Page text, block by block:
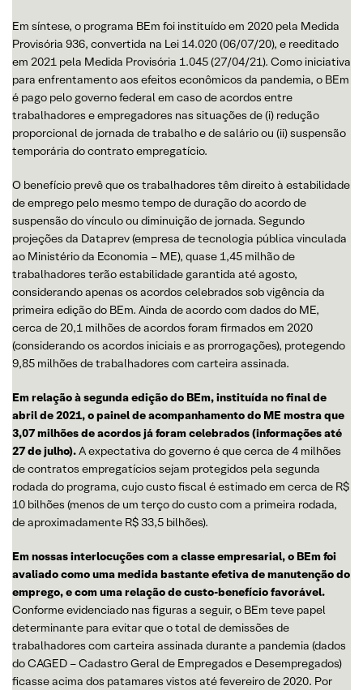
Em síntese, o programa BEm foi instituído em 2020 pela Medida
Provisória 936, convertida na Lei 14.020 (06/07/20), e reeditado
em 2021 pela Medida Provisória 1.045 (27/04/21). Como iniciativa
para enfrentamento aos efeitos econômicos da pandemia, o BEm
é pago pelo governo federal em caso de acordos entre
trabalhadores e empregadores nas situações de (i) redução
proporcional de jornada de trabalho e de salário ou (ii) suspensão
temporária do contrato empregatício.
O benefício prevê que os trabalhadores têm direito à estabilidade
de emprego pelo mesmo tempo de duração do acordo de
suspensão do vínculo ou diminuição de jornada. Segundo
projeções da Dataprev (empresa de tecnologia pública vinculada
ao Ministério da Economia – ME), quase 1,45 milhão de
trabalhadores terão estabilidade garantida até agosto,
considerando apenas os acordos celebrados sob vigência da
primeira edição do BEm. Ainda de acordo com dados do ME,
cerca de 20,1 milhões de acordos foram firmados em 2020
(considerando os acordos iniciais e as prorrogações), protegendo
9,85 milhões de trabalhadores com carteira assinada.
Em relação à segunda edição do BEm, instituída no final de
abril de 2021, o painel de acompanhamento do ME mostra que
3,07 milhões de acordos já foram celebrados (informações até
27 de julho).A expectativa do governo é que cerca de 4 milhões
de contratos empregatícios sejam protegidos pela segunda
rodada do programa, cujo custo fiscal é estimado em cerca de R$
10 bilhões (menos de um terço do custo com a primeira rodada,
de aproximadamente R$ 33,5 bilhões).
Em nossas interlocuções com a classe empresarial, o BEm foi
avaliado como uma medida bastante efetiva de manutenção do
emprego, e com uma relação de custo-benefício favorável.
Conforme evidenciado nas figuras a seguir, o BEm teve papel
determinante para evitar que o total de demissões de
trabalhadores com carteira assinada durante a pandemia (dados
do CAGED – Cadastro Geral de Empregados e Desempregados)
ficasse acima dos patamares vistos até fevereiro de 2020. Por